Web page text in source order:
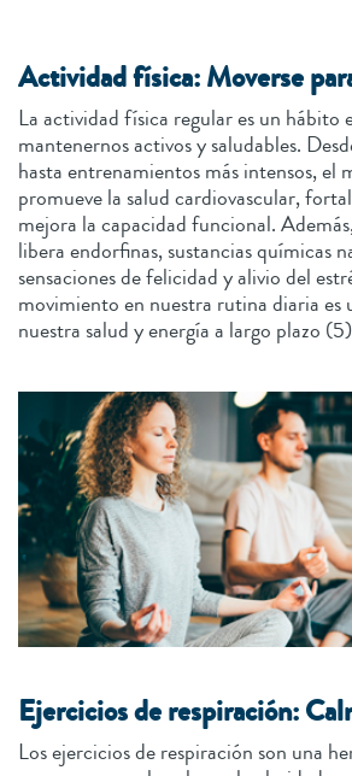
Actividad física: Moverse
La actividad física regular es un hábito
mantenernos activos y saludables.
hasta entrenamientos más intensos, el
promueve la salud cardiovascular,
mejora la capacidad funcional.
libera endorfinas, sustancias químicas
sensaciones de felicidad y alivio del
movimiento en nuestra rutina diaria es
nuestra salud y energía a largo plazo
Ejercicios de respiración:
Los ejercicios de respiración son una